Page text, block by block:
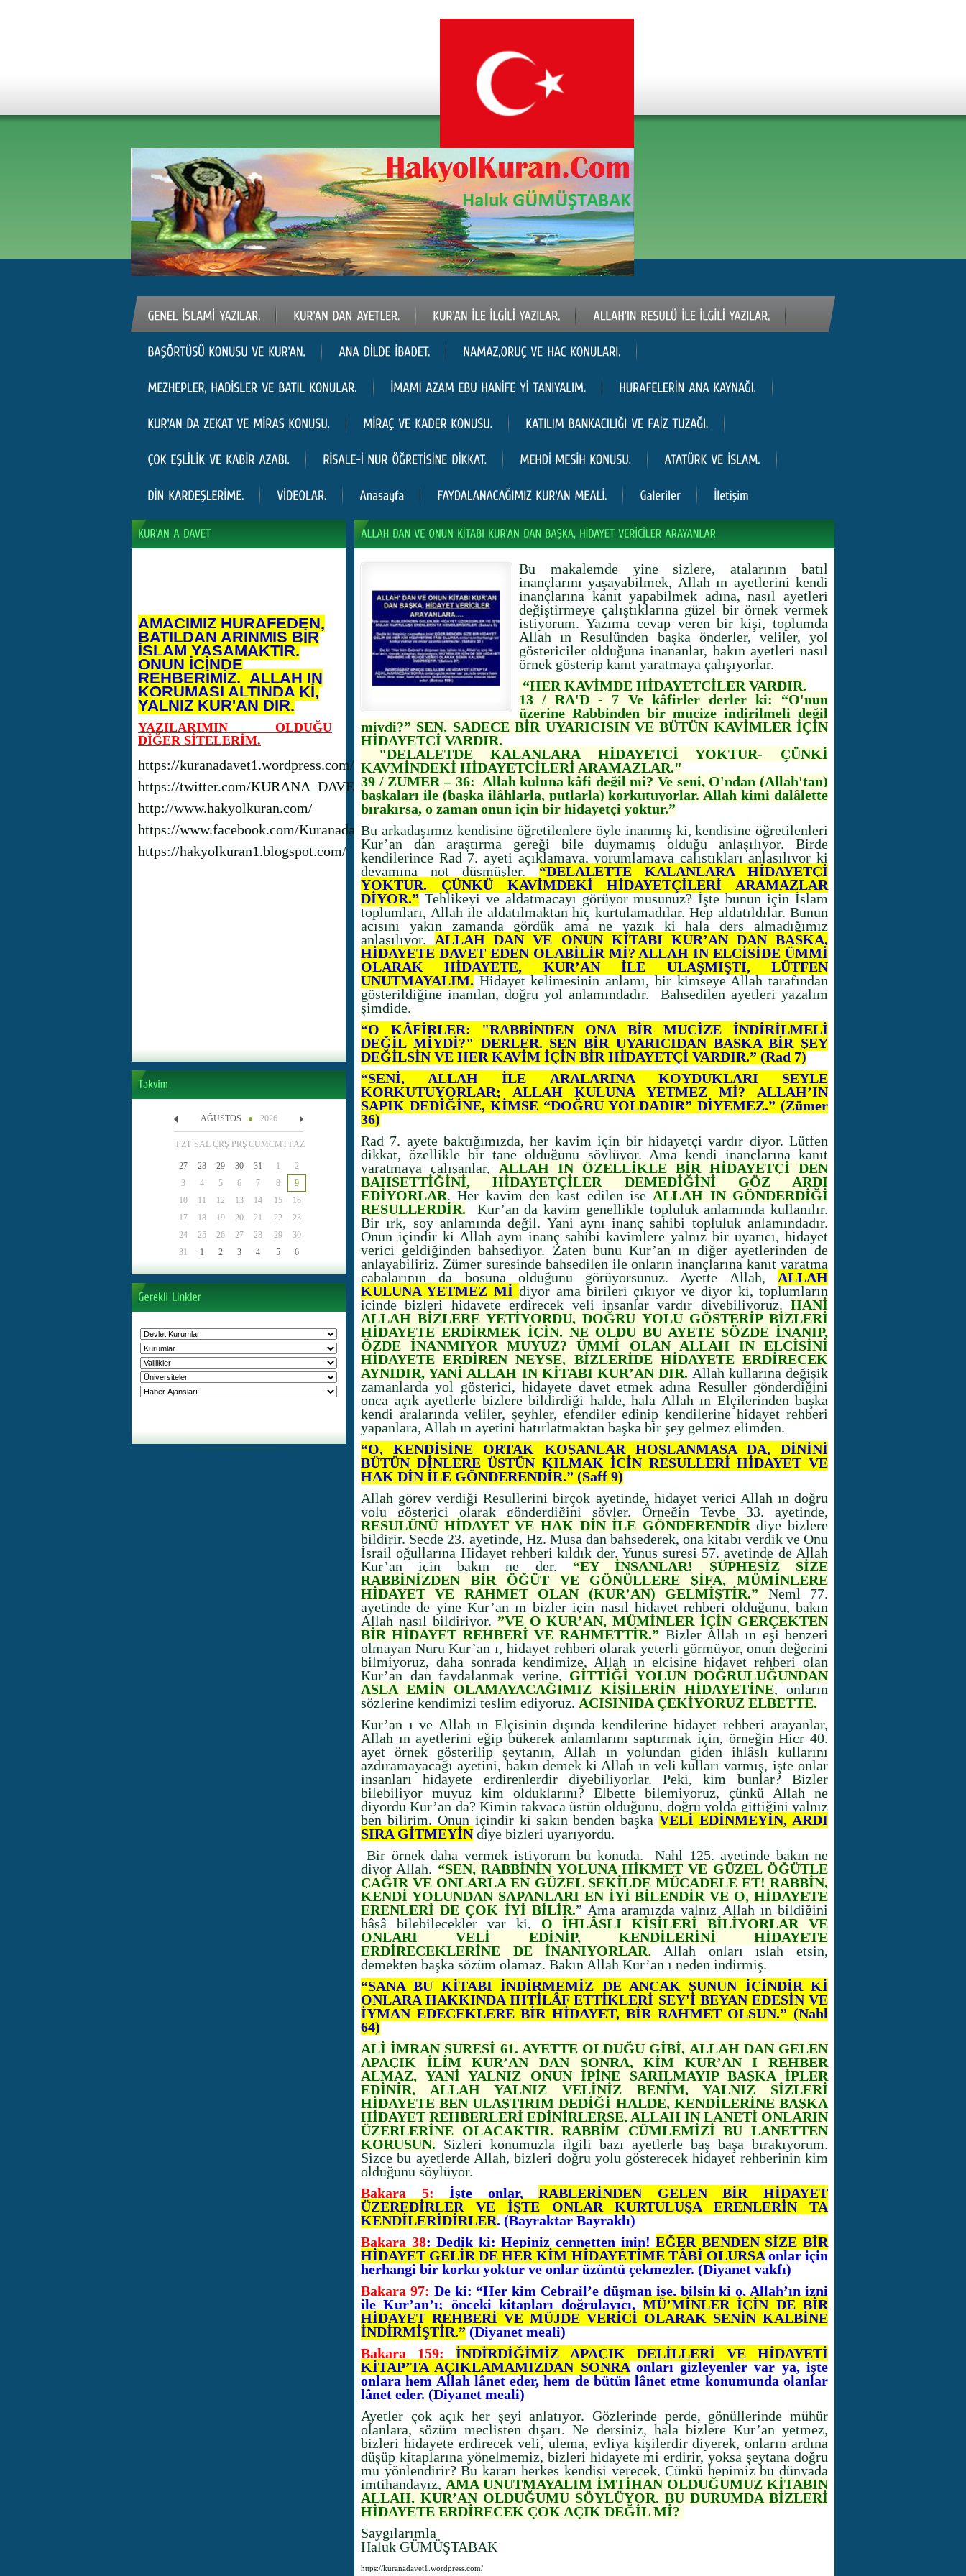
AMACIMIZ HURAFEDEN,
BATILDAN ARINMIŞ BİR
İSLAM YAŞAMAKTIR.
ONUN İÇİNDE
REHBERİMİZ, ALLAH IN
KORUMASI ALTINDA Kİ,
YALNIZ KUR'AN DIR.
YAZILARIMIN OLDUĞU
DİĞER SİTELERİM.
https://kuranadavet1.wordpress.com/
https://twitter.com/KURANA_DAVET
http://www.hakyolkuran.com/
https://www.facebook.com/Kuranadavet1/
https://hakyolkuran1.blogspot.com/
Bu makalemde yine sizlere, atalarının batıl
inançlarını yaşayabilmek, Allah ın ayetlerini kendi
inançlarına kanıt yapabilmek adına, nasıl ayetleri
değiştirmeye çalıştıklarına güzel bir örnek vermek
istiyorum. Yazıma cevap veren bir kişi, toplumda
Allah ın Resulünden başka önderler, veliler, yol
göstericiler olduğuna inananlar, bakın ayetleri nasıl
örnek gösterip kanıt yaratmaya çalışıyorlar.
“HER KAVİMDE HİDAYETÇİLER VARDIR.
13 / RA'D - 7 Ve kâfirler derler ki: “O'nun
üzerine Rabbinden bir mucize indirilmeli değil
miydi?” SEN, SADECE BİR UYARICISIN VE BÜTÜN KAVİMLER İÇİN
HİDAYETÇİ VARDIR.
"DELALETDE KALANLARA HİDAYETÇİ YOKTUR- ÇÜNKİ
KAVMİNDEKİ HİDAYETÇİLERİ ARAMAZLAR."
39 / ZUMER – 36: Allah kuluna kâfi değil mi? Ve seni, O'ndan (Allah'tan)
başkaları ile (başka ilâhlarla, putlarla) korkutuyorlar. Allah kimi dalâlette
bırakırsa, o zaman onun için bir hidayetçi yoktur.”
Bu arkadaşımız kendisine öğretilenlere öyle inanmış ki, kendisine öğretilenleri
Kur’an dan araştırma gereği bile duymamış olduğu anlaşılıyor. Birde
kendilerince Rad 7. ayeti açıklamaya, yorumlamaya çalıştıkları anlaşılıyor ki
devamına not düşmüşler. “DELALETTE KALANLARA HİDAYETÇİ
YOKTUR. ÇÜNKÜ KAVİMDEKİ HİDAYETÇİLERİ ARAMAZLAR
DİYOR.” Tehlikeyi ve aldatmacayı görüyor musunuz? İşte bunun için İslam
toplumları, Allah ile aldatılmaktan hiç kurtulamadılar. Hep aldatıldılar. Bunun
acısını yakın zamanda gördük ama ne yazık ki hala ders almadığımız
anlaşılıyor. ALLAH DAN VE ONUN KİTABI KUR’AN DAN BAŞKA,
HİDAYETE DAVET EDEN OLABİLİR Mİ? ALLAH IN ELÇİSİDE ÜMMİ
OLARAK HİDAYETE, KUR’AN İLE ULAŞMIŞTI, LÜTFEN
UNUTMAYALIM. Hidayet kelimesinin anlamı, bir kimseye Allah tarafından
gösterildiğine inanılan, doğru yol anlamındadır. Bahsedilen ayetleri yazalım
şimdide.
“O KÂFİRLER: "RABBİNDEN ONA BİR MUCİZE İNDİRİLMELİ
DEĞİL MİYDİ?" DERLER. SEN BİR UYARICIDAN BAŞKA BİR ŞEY
DEĞİLSİN VE HER KAVİM İÇİN BİR HİDAYETÇİ VARDIR.” (Rad 7)
“SENİ, ALLAH İLE ARALARINA KOYDUKLARI ŞEYLE
KORKUTUYORLAR; ALLAH KULUNA YETMEZ Mİ? ALLAH’IN
SAPIK DEDİĞİNE, KİMSE “DOĞRU YOLDADIR” DİYEMEZ.” (Zümer
36)
Rad 7. ayete baktığımızda, her kavim için bir hidayetçi vardır diyor. Lütfen
dikkat, özellikle bir tane olduğunu söylüyor. Ama kendi inançlarına kanıt
yaratmaya çalışanlar, ALLAH IN ÖZELLİKLE BİR HİDAYETÇİ DEN
BAHSETTİĞİNİ, HİDAYETÇİLER DEMEDİĞİNİ GÖZ ARDI
EDİYORLAR. Her kavim den kast edilen ise ALLAH IN GÖNDERDİĞİ
RESULLERDİR. Kur’an da kavim genellikle topluluk anlamında kullanılır.
Bir ırk, soy anlamında değil. Yani aynı inanç sahibi topluluk anlamındadır.
Onun içindir ki Allah aynı inanç sahibi kavimlere yalnız bir uyarıcı, hidayet
verici geldiğinden bahsediyor. Zaten bunu Kur’an ın diğer ayetlerinden de
anlayabiliriz. Zümer suresinde bahsedilen ile onların inançlarına kanıt yaratma
çabalarının da boşuna olduğunu görüyorsunuz. Ayette Allah, ALLAH
KULUNA YETMEZ Mİdiyor ama birileri çıkıyor ve diyor ki, toplumların
içinde bizleri hidayete erdirecek veli insanlar vardır diyebiliyoruz. HANİ
ALLAH BİZLERE YETİYORDU, DOĞRU YOLU GÖSTERİP BİZLERİ
HİDAYETE ERDİRMEK İÇİN. NE OLDU BU AYETE SÖZDE İNANIP,
ÖZDE İNANMIYOR MUYUZ? ÜMMİ OLAN ALLAH IN ELÇİSİNİ
HİDAYETE ERDİREN NEYSE, BİZLERİDE HİDAYETE ERDİRECEK
AYNIDIR, YANİ ALLAH IN KİTABI KUR’AN DIR. Allah kullarına değişik
zamanlarda yol gösterici, hidayete davet etmek adına Resuller gönderdiğini
onca açık ayetlerle bizlere bildirdiği halde, hala Allah ın Elçilerinden başka
kendi aralarında veliler, şeyhler, efendiler edinip kendilerine hidayet rehberi
yapanlara, Allah ın ayetini hatırlatmaktan başka bir şey gelmez elimden.
“O, KENDİSİNE ORTAK KOŞANLAR HOŞLANMASA DA, DİNİNİ
BÜTÜN DİNLERE ÜSTÜN KILMAK İÇİN RESULLERİ HİDAYET VE
HAK DİN İLE GÖNDERENDİR.” (Saff 9)
Allah görev verdiği Resullerini birçok ayetinde, hidayet verici Allah ın doğru
yolu gösterici olarak gönderdiğini söyler. Örneğin Tevbe 33. ayetinde,
RESULÜNÜ HİDAYET VE HAK DİN İLE GÖNDERENDİR diye bizlere
bildirir. Secde 23. ayetinde, Hz. Musa dan bahsederek, ona kitabı verdik ve Onu
İsrail oğullarına Hidayet rehberi kıldık der. Yunus suresi 57. ayetinde de Allah
Kur’an için bakın ne der. “EY İNSANLAR! ŞÜPHESİZ SİZE
RABBİNİZDEN BİR ÖĞÜT VE GÖNÜLLERE ŞİFA, MÜMİNLERE
HİDAYET VE RAHMET OLAN (KUR’AN) GELMİŞTİR.” Neml 77.
ayetinde de yine Kur’an ın bizler için nasıl hidayet rehberi olduğunu, bakın
Allah nasıl bildiriyor. ”VE O KUR’AN, MÜMİNLER İÇİN GERÇEKTEN
BİR HİDAYET REHBERİ VE RAHMETTİR.” Bizler Allah ın eşi benzeri
olmayan Nuru Kur’an ı, hidayet rehberi olarak yeterli görmüyor, onun değerini
bilmiyoruz, daha sonrada kendimize, Allah ın elçisine hidayet rehberi olan
Kur’an dan faydalanmak yerine, GİTTİĞİ YOLUN DOĞRULUĞUNDAN
ASLA EMİN OLAMAYACAĞIMIZ KİŞİLERİN HİDAYETİNE, onların
sözlerine kendimizi teslim ediyoruz. ACISINIDA ÇEKİYORUZ ELBETTE.
Kur’an ı ve Allah ın Elçisinin dışında kendilerine hidayet rehberi arayanlar,
Allah ın ayetlerini eğip bükerek anlamlarını saptırmak için, örneğin Hicr 40.
ayet örnek gösterilip şeytanın, Allah ın yolundan giden ihlâslı kullarını
azdıramayacağı ayetini, bakın demek ki Allah ın veli kulları varmış, işte onlar
insanları hidayete erdirenlerdir diyebiliyorlar. Peki, kim bunlar? Bizler
bilebiliyor muyuz kim olduklarını? Elbette bilemiyoruz, çünkü Allah ne
diyordu Kur’an da? Kimin takvaca üstün olduğunu, doğru yolda gittiğini yalnız
ben bilirim. Onun içindir ki sakın benden başkaVELİ EDİNMEYİN, ARDI
SIRA GİTMEYİNdiye bizleri uyarıyordu.
Bir örnek daha vermek istiyorum bu konuda. Nahl 125. ayetinde bakın ne
diyor Allah. “SEN, RABBİNİN YOLUNA HİKMET VE GÜZEL ÖĞÜTLE
ÇAĞIR VE ONLARLA EN GÜZEL ŞEKİLDE MÜCADELE ET! RABBİN,
KENDİ YOLUNDAN SAPANLARI EN İYİ BİLENDİR VE O, HİDAYETE
ERENLERİ DE ÇOK İYİ BİLİR.” Ama aramızda yalnız Allah ın bildiğini
hâşâ bilebilecekler var ki, O İHLÂSLI KİŞİLERİ BİLİYORLAR VE
ONLARI VELİ EDİNİP, KENDİLERİNİ HİDAYETE
ERDİRECEKLERİNE DE İNANIYORLAR. Allah onları ıslah etsin,
demekten başka sözüm olamaz. Bakın Allah Kur’an ı neden indirmiş.
“SANA BU KİTABI İNDİRMEMİZ DE ANCAK ŞUNUN İÇİNDİR Kİ
ONLARA HAKKINDA IHTİLÂF ETTİKLERİ ŞEY'İ BEYAN EDESİN VE
İYMAN EDECEKLERE BİR HİDAYET, BİR RAHMET OLSUN.” (Nahl
64)
ALİ İMRAN SURESİ 61. AYETTE OLDUĞU GİBİ, ALLAH DAN GELEN
APAÇIK İLİM KUR’AN DAN SONRA, KİM KUR’AN I REHBER
ALMAZ, YANİ YALNIZ ONUN İPİNE SARILMAYIP BAŞKA İPLER
EDİNİR, ALLAH YALNIZ VELİNİZ BENİM, YALNIZ SİZLERİ
HİDAYETE BEN ULAŞTIRIM DEDİĞİ HALDE, KENDİLERİNE BAŞKA
HİDAYET REHBERLERİ EDİNİRLERSE, ALLAH IN LANETİ ONLARIN
ÜZERLERİNE OLACAKTIR. RABBİM CÜMLEMİZİ BU LANETTEN
KORUSUN. Sizleri konumuzla ilgili bazı ayetlerle baş başa bırakıyorum.
Sizce bu ayetlerde Allah, bizleri doğru yolu gösterecek hidayet rehberinin kim
olduğunu söylüyor.
Bakara 5: İşte onlar,RABLERİNDEN GELEN BİR HİDAYET
ÜZEREDİRLER VE İŞTE ONLAR KURTULUŞA ERENLERİN TA
KENDİLERİDİRLER. (Bayraktar Bayraklı)
Bakara 38: Dedik ki: Hepiniz cennetten inin!EĞER BENDEN SİZE BİR
HİDAYET GELİR DE HER KİM HİDAYETİME TÂBİ OLURSAonlar için
herhangi bir korku yoktur ve onlar üzüntü çekmezler. (Diyanet vakfı)
Bakara 97: De ki: “Her kim Cebrail’e düşman ise, bilsin ki o, Allah’ın izni
ile Kur’an’ı; önceki kitapları doğrulayıcı, MÜ’MİNLER İÇİN DE BİR
HİDAYET REHBERİ VE MÜJDE VERİCİ OLARAK SENİN KALBİNE
İNDİRMİŞTİR.” (Diyanet meali)
Bakara 159:
İNDİRDİĞİMİZ APAÇIK DELİLLERİ VE HİDAYETİ
KİTAP’TA AÇIKLAMAMIZDAN SONRAonları gizleyenler var ya, işte
onlara hem Allah lânet eder, hem de bütün lânet etme konumunda olanlar
lânet eder. (Diyanet meali)
Ayetler çok açık her şeyi anlatıyor. Gözlerinde perde, gönüllerinde mühür
olanlara, sözüm meclisten dışarı. Ne dersiniz, hala bizlere Kur’an yetmez,
bizleri hidayete erdirecek veli, ulema, evliya kişilerdir diyerek, onların ardına
düşüp kitaplarına yönelmemiz, bizleri hidayete mi erdirir, yoksa şeytana doğru
mu yönlendirir? Bu kararı herkes kendisi verecek, Çünkü hepimiz bu dünyada
imtihandayız, AMA UNUTMAYALIM İMTİHAN OLDUĞUMUZ KİTABIN
ALLAH, KUR’AN OLDUĞUMU SÖYLÜYOR. BU DURUMDA BİZLERİ
HİDAYETE ERDİRECEK ÇOK AÇIK DEĞİL Mİ?
Saygılarımla
Haluk GÜMÜŞTABAK
https://kuranadavet1.wordpress.com/